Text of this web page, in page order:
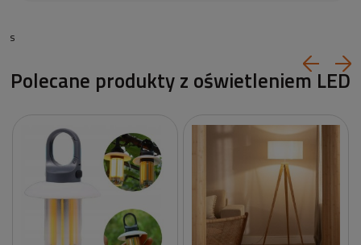
s
Polecane produkty z oświetleniem LED